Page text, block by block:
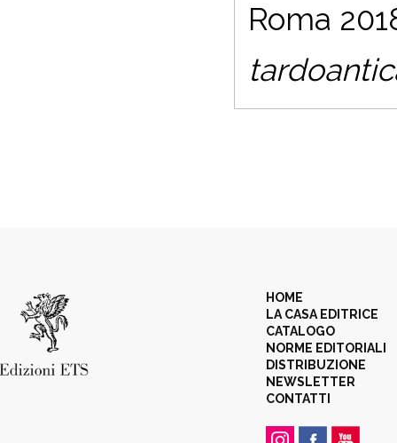
Roma
HOME
LA CASA EDITRICE
CATALOGO
NORME EDITORIALI
DISTRIBUZIONE
NEWSLETTER
CONTATTI